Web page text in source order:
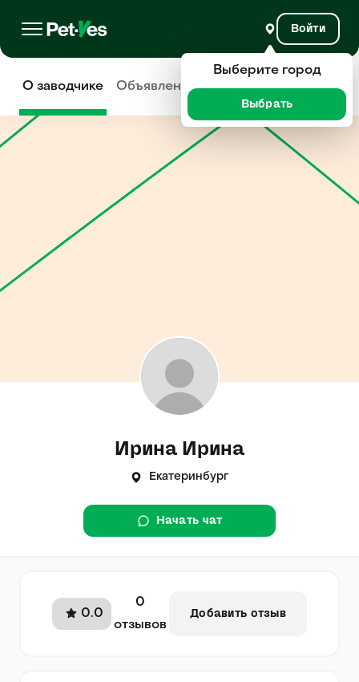
Войти
О заводчике Объявления Отзывы
Ирина Ирина
Екатеринбург
Начать чат
0.0
0
отзывов
Добавить отзыв
Выберите город
Выбрать